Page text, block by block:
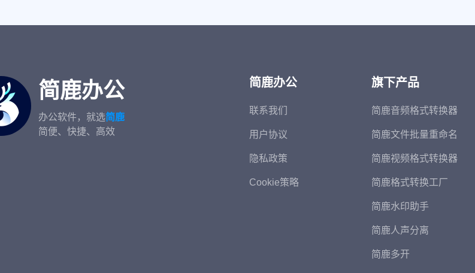
简鹿办公
办公软件，就选简鹿
简便、快捷、高效
简鹿办公
联系我们
用户协议
隐私政策
Cookie策略
旗下产品
简鹿音频格式转换器
简鹿文件批量重命名
简鹿视频格式转换器
简鹿格式转换工厂
简鹿水印助手
简鹿人声分离
简鹿多开